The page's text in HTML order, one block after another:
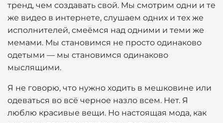
тренд, чем создавать свой. Мы смотрим одни и те
же видео в интернете, слушаем одних и тех же
исполнителей, смеёмся над одними и теми же
мемами. Мы становимся не просто одинаково
одетыми — мы становимся одинаково
мыслящими.
Я не говорю, что нужно ходить в мешковине или
одеваться во всё черное назло всем. Нет. Я
люблю красивые вещи. Но настоящая мода, как